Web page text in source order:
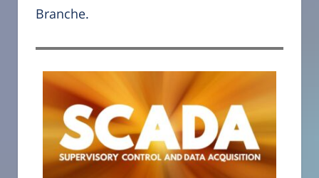
Branche.